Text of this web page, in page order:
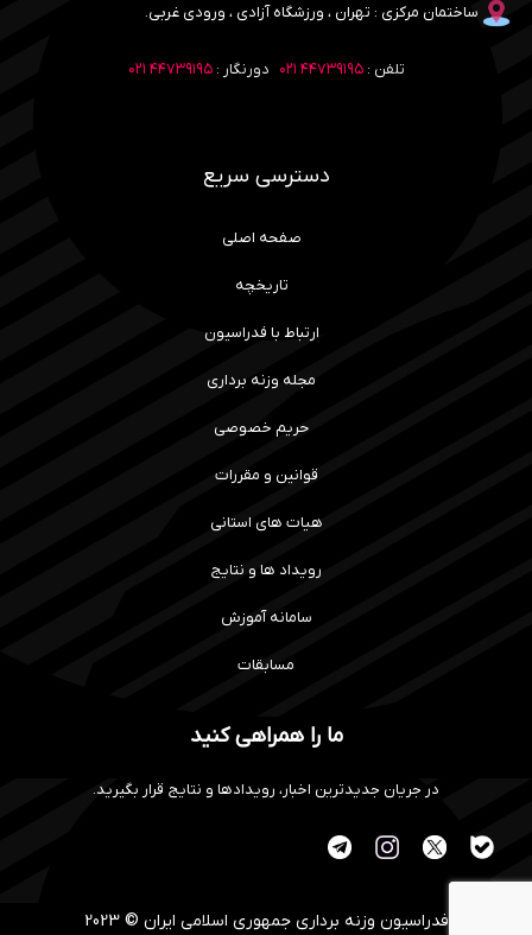
ساختمان مرکزی : تهران ، ورزشگاه آزادی ، ورودی غربی.
تلفن :۴۴۷۳۹۱۹۵ ۰۲۱ دورنگار :۴۴۷۳۹۱۹۵ ۰۲۱
دسترسی سریع
صفحه اصلی
تاریخچه
ارتباط با فدراسیون
مجله وزنه برداری
حریم خصوصی
قوانین و مقررات
هیات های استانی
رویداد ها و نتایج
سامانه آموزش
مسابقات
ما را همراهی کنید
در جریان جدیدترین اخبار، رویدادها و نتایج قرار بگیرید.
فدراسیون وزنه برداری جمهوری اسلامی ایران © 2023